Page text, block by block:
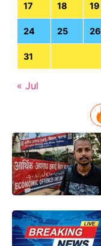
17 18 19
24 25 26
31
« Jul